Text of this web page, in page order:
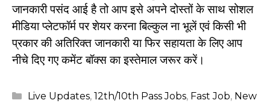
जानकारी पसंद आई है तो आप इसे अपने दोस्तों के साथ सोशल
मीडिया प्लेटफॉर्म पर शेयर करना बिल्कुल ना भूलें एवं किसी भी
प्रकार की अतिरिक्त जानकारी या फिर सहायता के लिए आप
नीचे दिए गए कमेंट बॉक्स का इस्तेमाल जरूर करें।
Categories
Live Updates, 12th/10th Pass Jobs, Fast Job, New